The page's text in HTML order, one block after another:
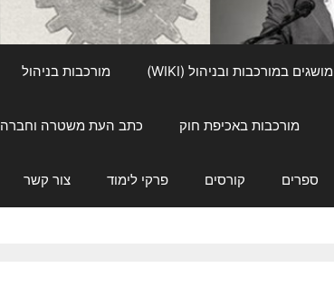
מושגים במורכבות ובניהול (WIKI) מורכבות בניהול
מורכבות באכיפת חוק כתב העת משטרה וחברה
ספרים קורסים פרקי לימוד צור קשר